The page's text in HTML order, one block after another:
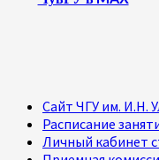
Сайт ЧГУ им. И.Н.
Расписание
Личный кабинет